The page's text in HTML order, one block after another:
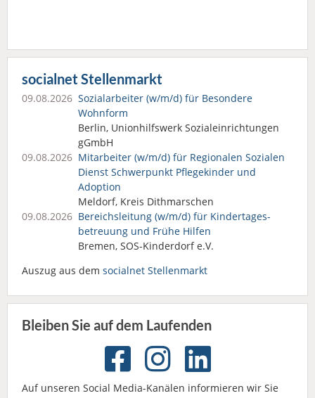
socialnet Stellenmarkt
09.08.2026 Sozialarbeiter (w/m/d) für Besondere
Wohnform
Berlin, Unionhilfswerk Sozialeinrichtungen
gGmbH
09.08.2026 Mitarbeiter (w/m/d) für Regionalen Sozialen
Dienst Schwerpunkt Pflegekinder und
Adoption
Meldorf, Kreis Dithmarschen
09.08.2026 Bereichsleitung (w/m/d) für Kindertages­
betreuung und Frühe Hilfen
Bremen, SOS-Kinderdorf e.V.
Auszug aus dem socialnet Stellenmarkt
Bleiben Sie auf dem Laufenden
Auf unseren Social Media-Kanälen informieren wir Sie